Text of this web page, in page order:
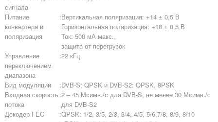
сигнала
Питание
конвертера и
поляризация
:Вертикальная поляризация: +14 ± 0,5 В
Горизонтальная поляризация: +18 ± 0,5 В
Ток: 500 мА макс.,
защита от перегрузок
Управление
переключением
диапазона
:22 кГц
Вид модуляции :DVB-S: QPSK и DVB-S2: QPSK, 8PSK
Входная скорость
потока
:2 – 45 Мсимв./с для DVB-S, не менее 30 Мсимв./с
для DVB-S2
Декодер FEC
:QPSK: 1/2, 3/5, 2/3, 3/4, 4/5, 5/6,7/8, 8/9, 8/10